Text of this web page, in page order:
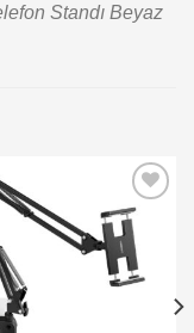
Standı Beyaz
Add to
wishlist